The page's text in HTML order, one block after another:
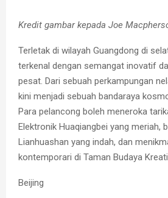
Kredit gambar kepada Joe
Terletak di wilayah Guangdong di
terkenal dengan semangat inovatif
pesat. Dari sebuah perkampungan
kini menjadi sebuah bandaraya
Para pelancong boleh meneroka
Elektronik Huaqiangbei yang meriah,
Lianhuashan yang indah, dan
kontemporari di Taman Budaya
Beijing